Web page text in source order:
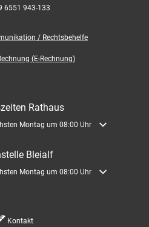
6551 943-133
/ Rechtsbehelfe
(E-Rechnung)
Rathaus
oder Schließzeiten auszublenden
Montag um 08:00 Uhr
Bleialf
oder Schließzeiten auszublenden
Montag um 08:00 Uhr
Kontakt